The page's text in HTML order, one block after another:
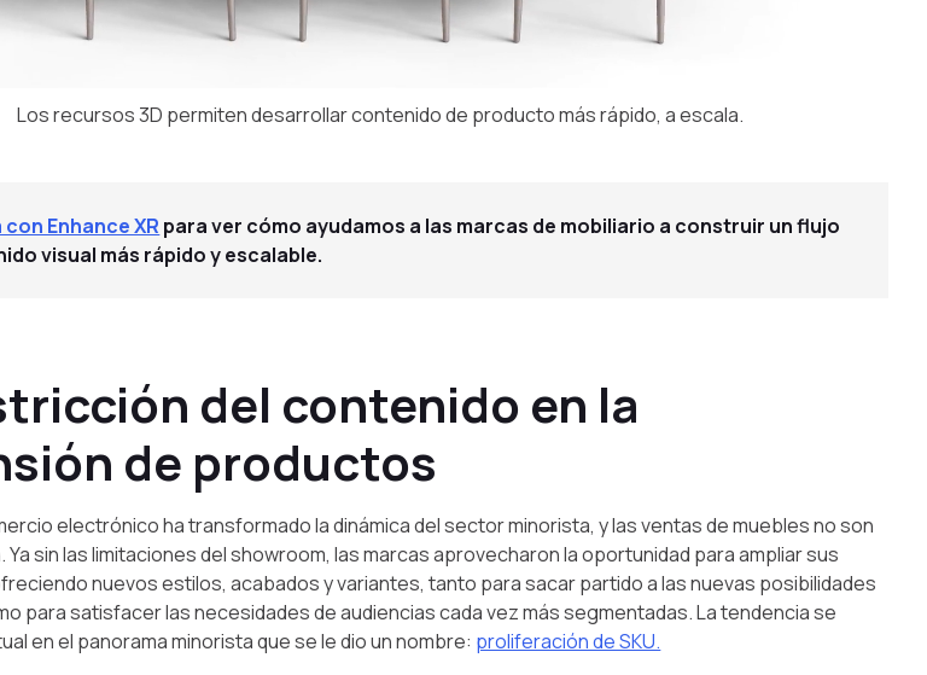
Los recursos 3D permiten desarrollar contenido de producto más rápido, a escala.
Enhance XR para ver cómo ayudamos a las marcas de mobiliario a construir un flujo
visual más rápido y escalable.
del contenido en la
de productos
electrónico ha transformado la dinámica del sector minorista, y las ventas de muebles no son
Ya sin las limitaciones del showroom, las marcas aprovecharon la oportunidad para ampliar sus
nuevos estilos, acabados y variantes, tanto para sacar partido a las nuevas posibilidades
para satisfacer las necesidades de audiencias cada vez más segmentadas. La tendencia se
en el panorama minorista que se le dio un nombre: proliferación de SKU.